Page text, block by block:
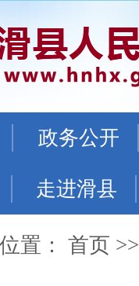
政务公开
走进滑县
置： 首页 >>